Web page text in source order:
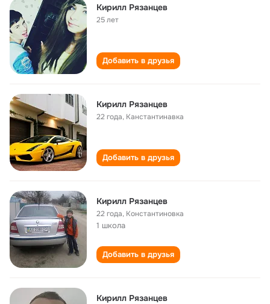
Кирилл Рязанцев
25 лет
Добавить в друзья
Кирилл Рязанцев
22 года, Канстантинавка
Добавить в друзья
Кирилл Рязанцев
22 года, Константиновка
1 школа
Добавить в друзья
Кирилл Рязанцев